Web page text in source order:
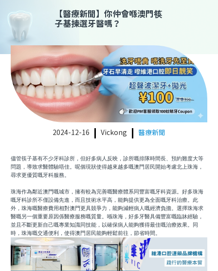
【醫療新聞 】你仲會喺澳門筷
子基揀選牙醫嗎？
2024-12-16 Vickong 醫療新聞
儘管筷子基有不少牙科診所，但好多病人反映，診所嘅排隊時間長、預約難度大等
問題，導致求醫體驗唔佳。呢個現狀使得越來越多嘅澳門居民開始考慮北上珠海，
尋求更優質嘅牙科服務。
珠海作為鄰近澳門嘅城市，擁有較為完善嘅醫療體系同豐富嘅牙科資源。好多珠海
嘅牙科診所不僅設備先進，而且技術水平高，能夠提供更為全面嘅牙科治療。此
外，珠海嘅醫療費用相對澳門更具競爭力，能夠減輕病人嘅經濟負擔。選擇珠海求
醫嘅另一個重要原因係醫療服務嘅質量。喺珠海，好多牙醫具備豐富嘅臨牀經驗，
並且不斷更新自己嘅專業知識同技能，以確保病人能夠獲得最佳嘅治療效果。同
時，珠海嘅交通便利，使得澳門居民能夠輕鬆前往，節省時間。